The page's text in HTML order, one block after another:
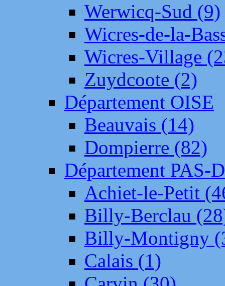
Werwicq-Sud (9)
Wicres-de-la-
Wicres-Village
Zuydcoote (2)
Département OISE
Beauvais (14)
Dompierre (82)
Département PAS-
Achiet-le-Petit
Billy-Berclau
Billy-Montigny
Calais (1)